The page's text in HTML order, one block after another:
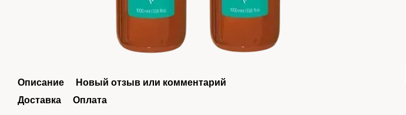
Описание
Новый отзыв или комментарий
Доставка
Оплата